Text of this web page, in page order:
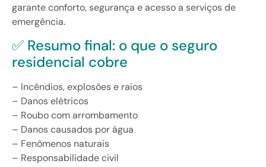
garante conforto, segurança e acesso a serviços de
emergência.
✅ Resumo final: o que o seguro
residencial cobre
– Incêndios, explosões e raios
– Danos elétricos
– Roubo com arrombamento
– Danos causados por água
– Fenômenos naturais
– Responsabilidade civil